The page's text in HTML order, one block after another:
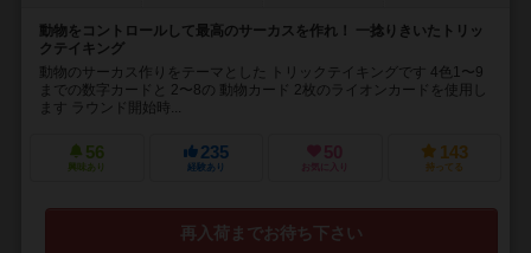
動物をコントロールして最高のサーカスを作れ！ 一捻りきいたトリッ
クテイキング
動物のサーカス作りをテーマとした トリックテイキングです 4色1〜9
までの数字カードと 2〜8の 動物カード 2枚のライオンカードを使用し
ます ラウンド開始時...
56
興味あり
235
経験あり
50
お気に入り
143
持ってる
再入荷までお待ち下さい